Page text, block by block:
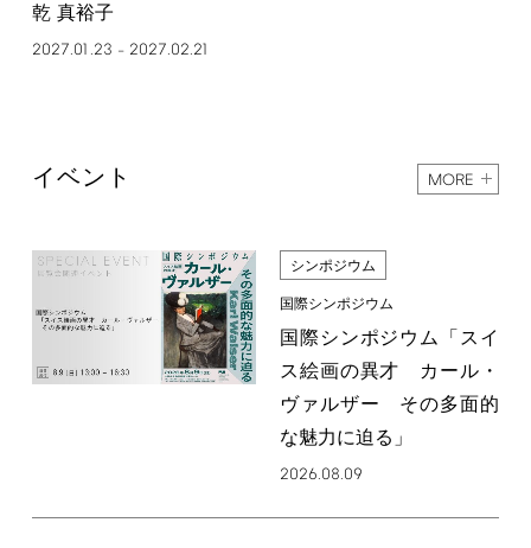
乾 真裕子
2027.01.23 – 2027.02.21
イベント MORE
シンポジウム
国際シンポジウム
国際シンポジウム「スイ
ス絵画の異才 カール・
ヴァルザー その多面的
な魅力に迫る」
2026.08.09